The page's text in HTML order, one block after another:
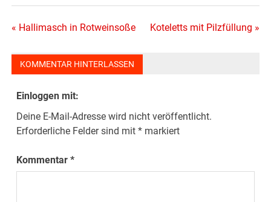
Beitragsnavigation
« Hallimasch in Rotweinsoße Koteletts mit Pilzfüllung »
KOMMENTAR HINTERLASSEN
Einloggen mit:
Deine E-Mail-Adresse wird nicht veröffentlicht.
Erforderliche Felder sind mit* markiert
Kommentar*